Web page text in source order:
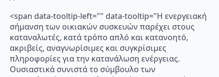
<span data-tooltip-left="" data-tooltip="Η ενεργειακή
σήμανση των οικιακών συσκευών παρέχει στους
καταναλωτές, κατά τρόπο απλό και κατανοητό,
ακριβείς, αναγνωρίσιμες και συγκρίσιμες
πληροφορίες για την κατανάλωση ενέργειας.
Ουσιαστικά συνιστά το σύμβουλο των